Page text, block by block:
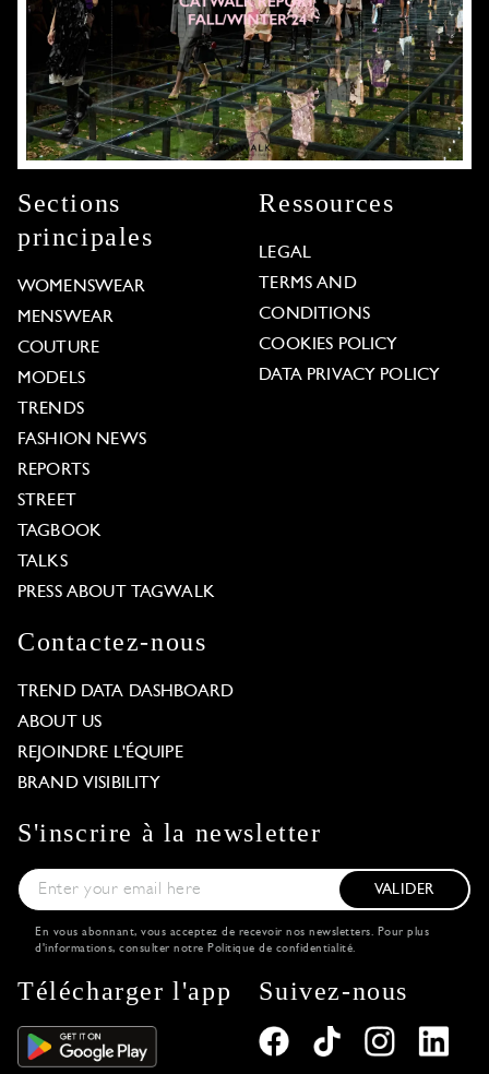
Sections
principales
WOMENSWEAR
MENSWEAR
COUTURE
MODELS
TRENDS
FASHION NEWS
REPORTS
STREET
TAGBOOK
TALKS
PRESS ABOUT TAGWALK
Ressources
LEGAL
TERMS AND
CONDITIONS
COOKIES POLICY
DATA PRIVACY POLICY
Contactez-nous
TREND DATA DASHBOARD
ABOUT US
REJOINDRE L'ÉQUIPE
BRAND VISIBILITY
S'inscrire à la newsletter
VALIDER
En vous abonnant, vous acceptez de recevoir nos newsletters. Pour plus
d'informations, consulter notre Politique de confidentialité.
Télécharger l'app Suivez-nous